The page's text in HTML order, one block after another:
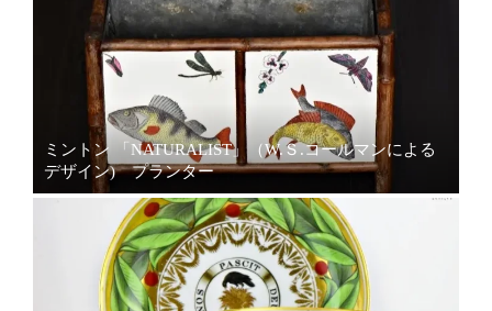
ミントン 「NATURALIST」（W.Ｓ.コールマンによる
デザイン) プランター